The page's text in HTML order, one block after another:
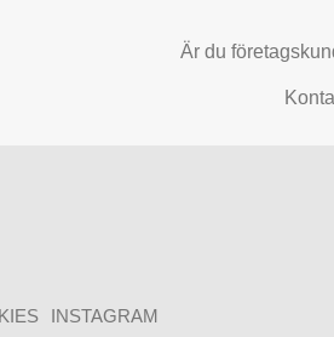
Är du
INSTAGRAM